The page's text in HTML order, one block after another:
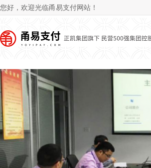
您好，欢迎光临甬易支付网站！